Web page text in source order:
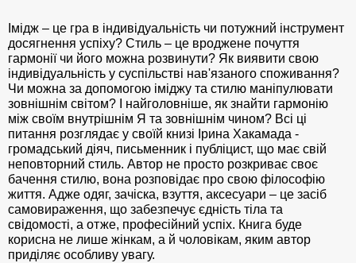
Імідж – це гра в індивідуальність чи потужний інструмент
досягнення успіху? Стиль – це вроджене почуття
гармонії чи його можна розвинути? Як виявити свою
індивідуальність у суспільстві нав'язаного споживання?
Чи можна за допомогою іміджу та стилю маніпулювати
зовнішнім світом? І найголовніше, як знайти гармонію
між своїм внутрішнім Я та зовнішнім чином? Всі ці
питання розглядає у своїй книзі Ірина Хакамада -
громадський діяч, письменник і публіцист, що має свій
неповторний стиль. Автор не просто розкриває своє
бачення стилю, вона розповідає про свою філософію
життя. Адже одяг, зачіска, взуття, аксесуари – це засіб
самовираження, що забезпечує єдність тіла та
свідомості, а отже, професійний успіх. Книга буде
корисна не лише жінкам, а й чоловікам, яким автор
приділяє особливу увагу.